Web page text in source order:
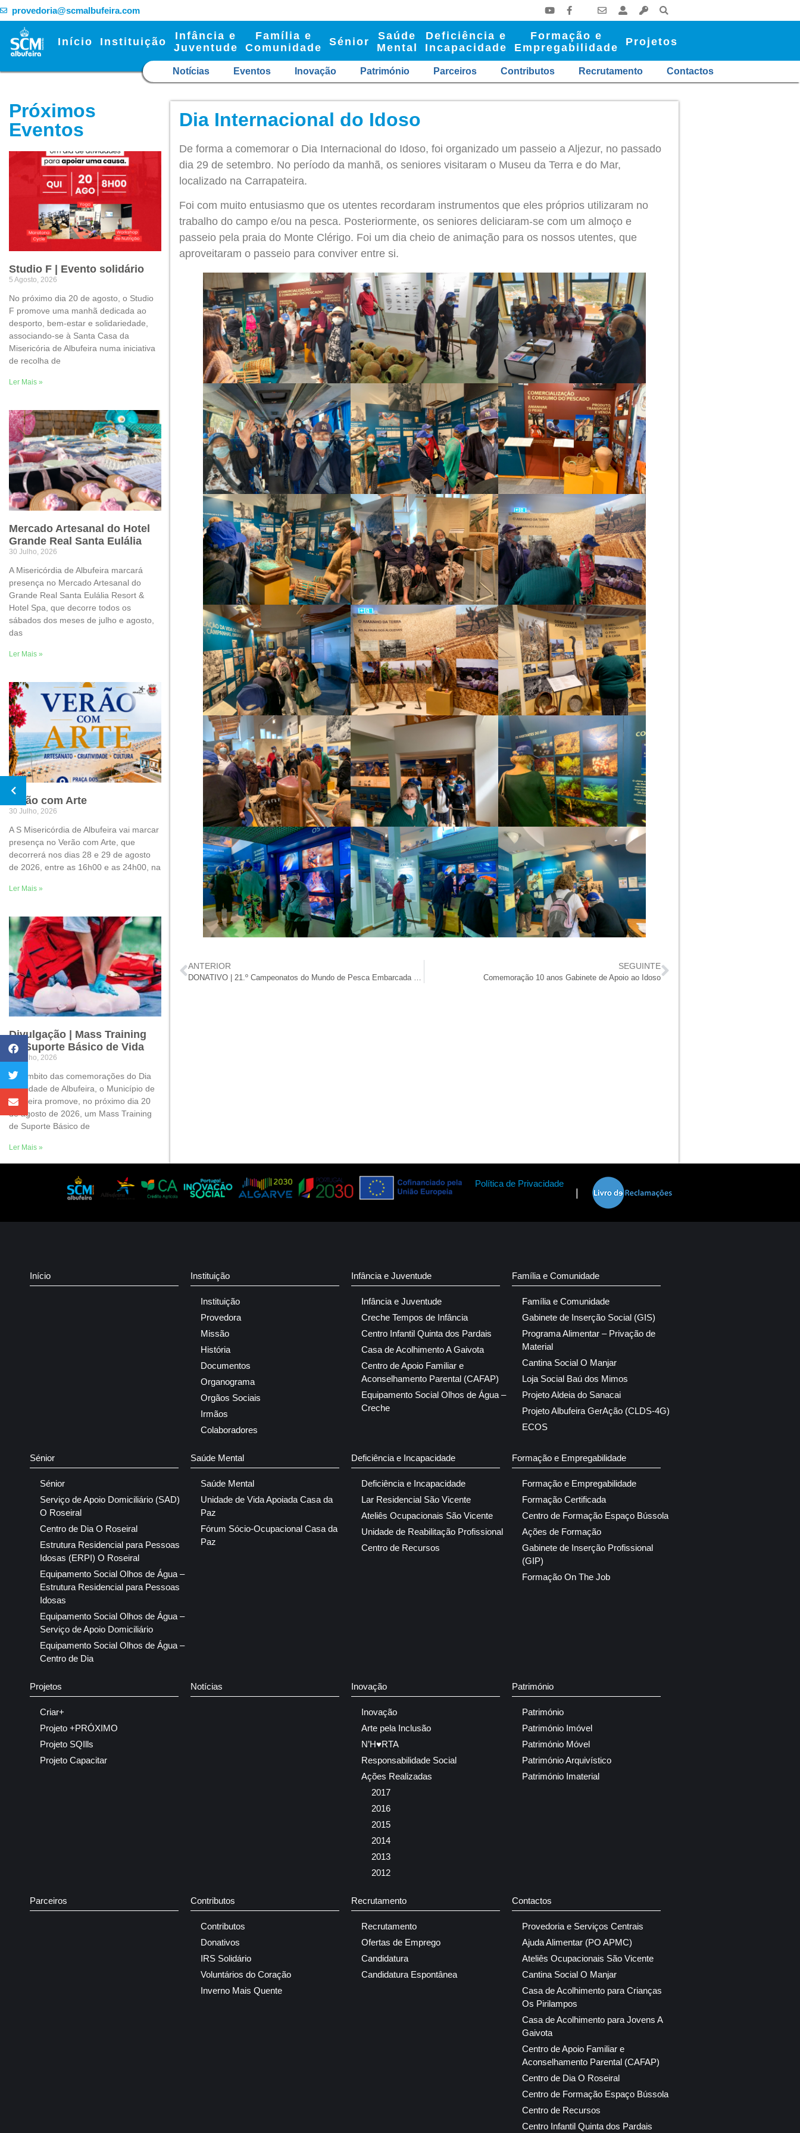
provedoria@scmalbufeira.com
Início Instituição
Infância e
Juventude
Família e
Comunidade
Sénior
Saúde
Mental
Deficiência e
Incapacidade
Formação e
Empregabilidade
Projetos
Notícias Eventos Inovação Património Parceiros Contributos Recrutamento Contactos
Próximos
Eventos
Studio F | Evento solidário
5 Agosto, 2026
No próximo dia 20 de agosto, o Studio
F promove uma manhã dedicada ao
desporto, bem-estar e solidariedade,
associando-se à Santa Casa da
Misericória de Albufeira numa iniciativa
de recolha de
Ler Mais »
Mercado Artesanal do Hotel
Grande Real Santa Eulália
30 Julho, 2026
A Misericórdia de Albufeira marcará
presença no Mercado Artesanal do
Grande Real Santa Eulália Resort &
Hotel Spa, que decorre todos os
sábados dos meses de julho e agosto,
das
Ler Mais »
Verão com Arte
30 Julho, 2026
A S Misericórdia de Albufeira vai marcar
presença no Verão com Arte, que
decorrerá nos dias 28 e 29 de agosto
de 2026, entre as 16h00 e as 24h00, na
Ler Mais »
Divulgação | Mass Training
de Suporte Básico de Vida
22 Julho, 2026
No âmbito das comemorações do Dia
da Cidade de Albufeira, o Município de
Albufeira promove, no próximo dia 20
de agosto de 2026, um Mass Training
de Suporte Básico de
Ler Mais »
Dia Internacional do Idoso
De forma a comemorar o Dia Internacional do Idoso, foi organizado um passeio a Aljezur, no passado
dia 29 de setembro. No período da manhã, os seniores visitaram o Museu da Terra e do Mar,
localizado na Carrapateira.
Foi com muito entusiasmo que os utentes recordaram instrumentos que eles próprios utilizaram no
trabalho do campo e/ou na pesca. Posteriormente, os seniores deliciaram-se com um almoço e
passeio pela praia do Monte Clérigo. Foi um dia cheio de animação para os nossos utentes, que
aproveitaram o passeio para conviver entre si.
ANTERIOR SEGUINTE
Comemoração 10 anos Gabinete de Apoio ao Idoso
Política de Privacidade
|
Início Instituição
Instituição
Provedora
Missão
História
Documentos
Organograma
Orgãos Sociais
Irmãos
Colaboradores
Infância e Juventude
Infância e Juventude
Creche Tempos de Infância
Centro Infantil Quinta dos Pardais
Casa de Acolhimento A Gaivota
Centro de Apoio Familiar e
Aconselhamento Parental (CAFAP)
Equipamento Social Olhos de Água –
Creche
Família e Comunidade
Família e Comunidade
Gabinete de Inserção Social (GIS)
Programa Alimentar – Privação de
Material
Cantina Social O Manjar
Loja Social Baú dos Mimos
Projeto Aldeia do Sanacai
Projeto Albufeira GerAção (CLDS-4G)
ECOS
Sénior
Sénior
Serviço de Apoio Domiciliário (SAD)
O Roseiral
Centro de Dia O Roseiral
Estrutura Residencial para Pessoas
Idosas (ERPI) O Roseiral
Equipamento Social Olhos de Água –
Estrutura Residencial para Pessoas
Idosas
Equipamento Social Olhos de Água –
Serviço de Apoio Domiciliário
Equipamento Social Olhos de Água –
Centro de Dia
Saúde Mental
Saúde Mental
Unidade de Vida Apoiada Casa da
Paz
Fórum Sócio-Ocupacional Casa da
Paz
Deficiência e Incapacidade
Deficiência e Incapacidade
Lar Residencial São Vicente
Ateliês Ocupacionais São Vicente
Unidade de Reabilitação Profissional
Centro de Recursos
Formação e Empregabilidade
Formação e Empregabilidade
Formação Certificada
Centro de Formação Espaço Bússola
Ações de Formação
Gabinete de Inserção Profissional
(GIP)
Formação On The Job
Projetos
Criar+
Projeto +PRÓXIMO
Projeto SQIlls
Projeto Capacitar
Notícias Inovação
Inovação
Arte pela Inclusão
N’H♥RTA
Responsabilidade Social
Ações Realizadas
2017
2016
2015
2014
2013
2012
Património
Património
Património Imóvel
Património Móvel
Património Arquivístico
Património Imaterial
Parceiros Contributos
Contributos
Donativos
IRS Solidário
Voluntários do Coração
Inverno Mais Quente
Recrutamento
Recrutamento
Ofertas de Emprego
Candidatura
Candidatura Espontânea
Contactos
Provedoria e Serviços Centrais
Ajuda Alimentar (PO APMC)
Ateliês Ocupacionais São Vicente
Cantina Social O Manjar
Casa de Acolhimento para Crianças
Os Pirilampos
Casa de Acolhimento para Jovens A
Gaivota
Centro de Apoio Familiar e
Aconselhamento Parental (CAFAP)
Centro de Dia O Roseiral
Centro de Formação Espaço Bússola
Centro de Recursos
Centro Infantil Quinta dos Pardais